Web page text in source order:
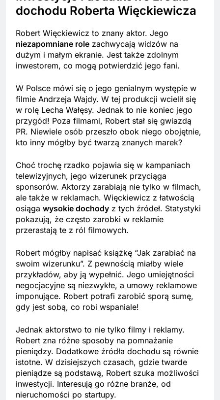
dochodu Roberta Więckiewicza
Robert Więckiewicz to znany aktor. Jego
niezapomniane role zachwycają widzów na
dużym i małym ekranie. Jest także zdolnym
inwestorem, co mogą potwierdzić jego fani.
W Polsce mówi się o jego genialnym występie w
filmie Andrzeja Wajdy. W tej produkcji wcielił się
w rolę Lecha Wałęsy. Jednak to nie koniec jego
przygód! Poza filmami, Robert stał się gwiazdą
PR. Niewiele osób przeszło obok niego obojętnie,
kto inny mógłby być twarzą znanych marek?
Choć trochę rzadko pojawia się w kampaniach
telewizyjnych, jego wizerunek przyciąga
sponsorów. Aktorzy zarabiają nie tylko w filmach,
ale także w reklamach. Więckiewicz z łatwością
osiąga wysokie dochody z tych źródeł. Statystyki
pokazują, że często zarobki w reklamie
przerastają te z ról filmowych.
Robert mógłby napisać książkę “Jak zarabiać na
swoim wizerunku”. Z pewnością miałby wiele
przykładów, aby ją wypełnić. Jego umiejętności
negocjacyjne są niezwykłe, a umowy reklamowe
imponujące. Robert potrafi zarobić sporą sumę,
gdy jest sobą, co robi wspaniale!
Jednak aktorstwo to nie tylko filmy i reklamy.
Robert zna różne sposoby na pomnażanie
pieniędzy. Dodatkowe źródła dochodu są równie
istotne. W dzisiejszych czasach, gdzie twarde
pieniądze są podstawą, Robert szuka możliwości
inwestycji. Interesują go różne branże, od
nieruchomości po startupy.